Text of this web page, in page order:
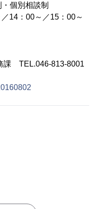
個別相談制
14：00～／15：00～
課 TEL.046-813-8001